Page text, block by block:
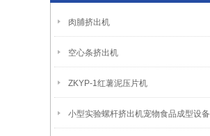
肉脯挤出机
空心条挤出机
ZKYP-1红薯泥压片机
小型实验螺杆挤出机宠物食品成型设备